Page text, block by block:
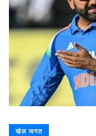
खेल जगत